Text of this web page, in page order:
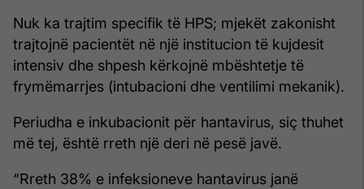
Nuk ka trajtim specifik të HPS; mjekët zakonisht
trajtojnë pacientët në një institucion të kujdesit
intensiv dhe shpesh kërkojnë mbështetje të
frymëmarrjes (intubacioni dhe ventilimi mekanik).
Periudha e inkubacionit për hantavirus, siç thuhet
më tej, është rreth një deri në pesë javë.
“Rreth 38% e infeksioneve hantavirus janë